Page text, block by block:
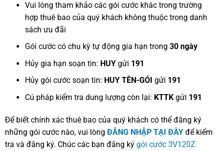
Vui lòng tham khảo các gói cước khác trong trường
hợp thuê bao của quý khách không thuộc trong danh
sách ưu đãi
Gói cước có chu kỳ tự động gia hạn trong 30 ngày
Hủy gia hạn soạn tin: HUYgửi 191
Hủy gói cước soạn tin: HUY TÊN-GÓI gửi 191
Cú pháp kiểm tra dung lượng còn lại: KTTKgửi 191
Để biết chính xác thuê bao của quý khách có thể đăng ký
những gói cước nào, vui lòng ĐĂNG NHẬP TẠI ĐÂY để kiểm
tra và đăng ký. Chúc các bạn đăng ký gói cước 3V120Z